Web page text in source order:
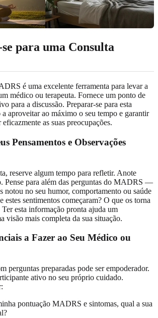
para uma Consulta
é uma excelente ferramenta para levar a
médico ou terapeuta. Fornece um ponto de
para a discussão. Preparar-se para esta
aproveitar ao máximo o seu tempo e garantir
as suas preocupações.
Pensamentos e Observações
reserve algum tempo para refletir. Anote
Pense para além das perguntas do MADRS —
notou no seu humor, comportamento ou saúde
estes sentimentos começaram? O que os torna
esta informação pronta ajuda um
visão mais completa da sua situação.
a Fazer ao Seu Médico ou
perguntas preparadas pode ser empoderador.
ativo no seu próprio cuidado.
pontuação MADRS e sintomas, qual a sua